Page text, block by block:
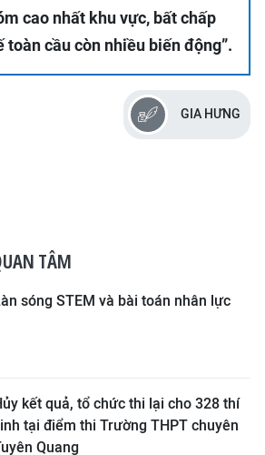
cao nhất khu vực, bất chấp
toàn cầu còn nhiều biến động”.
GIA HƯNG
TÂM
sóng STEM và bài toán nhân lực
kết quả, tổ chức thi lại cho 328 thí
tại điểm thi Trường THPT chuyên
Quang